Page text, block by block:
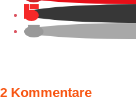
2 Kommentare